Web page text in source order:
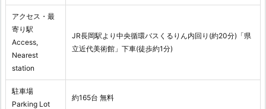
アクセス・最
寄り駅
Access,
Nearest
station
JR長岡駅より中央循環バスくるりん内回り(約20分)「県
立近代美術館」下車(徒歩約1分)
駐車場
Parking Lot
約165台 無料